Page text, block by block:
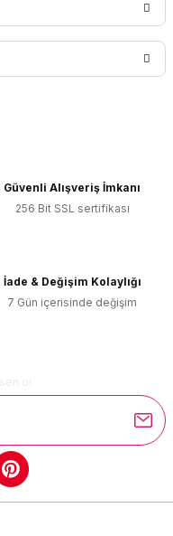
yapın!
Güvenli Alışveriş İmkanı
256 Bit SSL sertifikası
İade & Değişim Kolaylığı
7 Gün içerisinde değişim